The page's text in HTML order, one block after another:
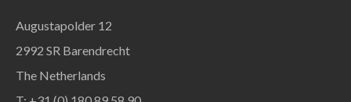
Augustapolder 12
2992 SR Barendrecht
The Netherlands